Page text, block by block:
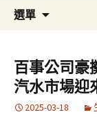
選單
要
內
容
百事公司豪
汽水市場迎
2025-03-18